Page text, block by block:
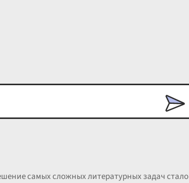
самых сложных литературных задач стало